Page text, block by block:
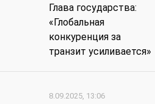
Глава государства:
«Глобальная
конкуренция за
транзит усиливается»
8.09.2025, 13:06